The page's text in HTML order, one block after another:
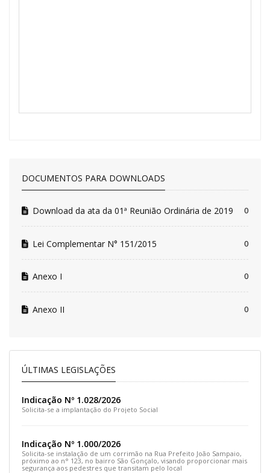
DOCUMENTOS PARA DOWNLOADS
Download da ata da 01ª Reunião Ordinária de 2019 0
Lei Complementar N° 151/2015 0
Anexo I 0
Anexo II 0
ÚLTIMAS LEGISLAÇÕES
Indicação Nº 1.028/2026
Solicita-se a implantação do Projeto Social
Indicação Nº 1.000/2026
Solicita-se instalação de um corrimão na Rua Prefeito João Sampaio,
próximo ao n° 123, no bairro São Gonçalo, visando proporcionar mais
segurança aos pedestres que transitam pelo local